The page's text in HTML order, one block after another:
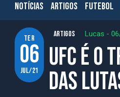
NOTÍCIAS ARTIGOS FUTEBOL
ter
06
jul/21
ARTIGOS Lucas -
UFC é
das